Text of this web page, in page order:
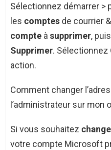
Sélectionnez démarrer >
les comptes de courrier
compte àsupprimer,
Supprimer.
action.
Comment changer
l’administrateur sur mon
Si vous souhaitez
votre compte Microsoft